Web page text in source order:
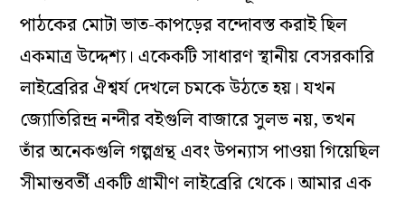
পাঠকের মোটা ভাত-কাপড়ের বন্দোবস্ত করাই ছিল
একমাত্র উদ্দেশ্য। একেকটি সাধারণ স্থানীয় বেসরকারি
লাইব্রেরির ঐশ্বর্য দেখলে চমকে উঠতে হয়। যখন
জ্যোতিরিন্দ্র নন্দীর বইগুলি বাজারে সুলভ নয়, তখন
তাঁর অনেকগুলি গল্পগ্রন্থ এবং উপন্যাস পাওয়া গিয়েছিল
সীমান্তবর্তী একটি গ্রামীণ লাইব্রেরি থেকে। আমার এক